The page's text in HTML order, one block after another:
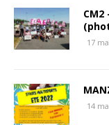
17
14